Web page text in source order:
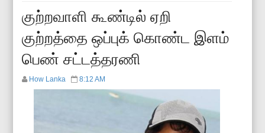
குற்றவாளி கூண்டில் ஏறி
குற்றத்தை ஒப்புக் கொண்ட இளம்
பெண் சட்டத்தரணி
How Lanka 8:12 AM